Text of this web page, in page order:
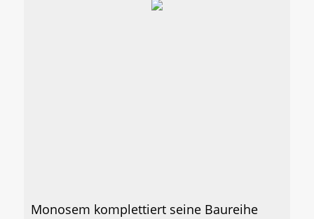
Monosem komplettiert seine Baureihe